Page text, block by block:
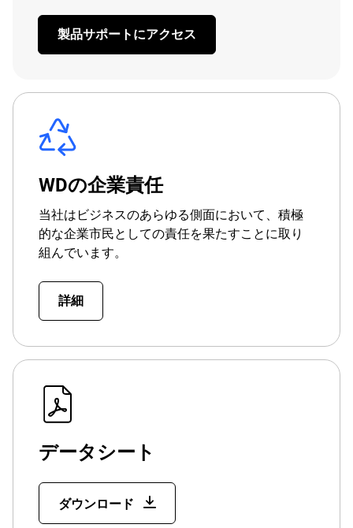
製品サポートにアクセス
WDの企業責任
当社はビジネスのあらゆる側面において、積極
的な企業市民としての責任を果たすことに取り
組んでいます。
詳細
データシート
ダウンロード